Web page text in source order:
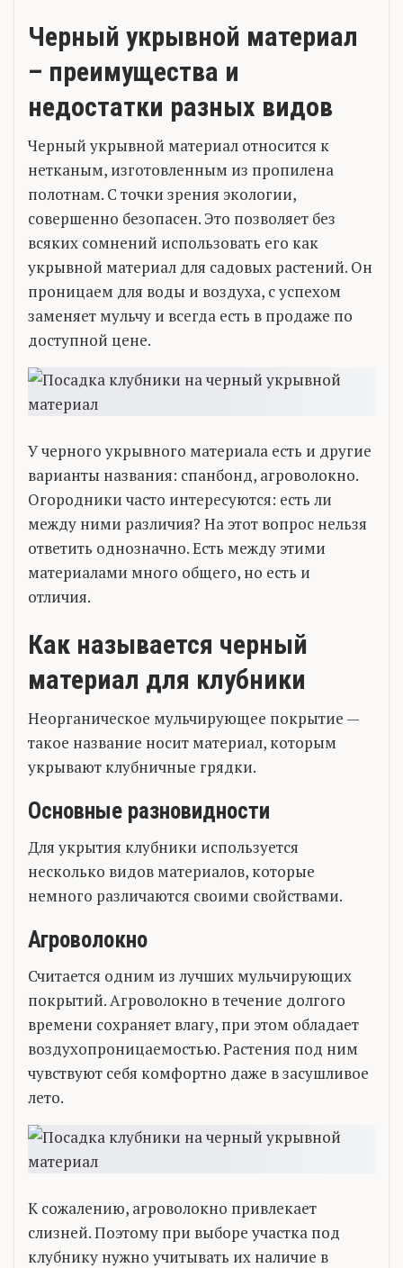
Черный укрывной материал
– преимущества и
недостатки разных видов
Черный укрывной материал относится к
нетканым, изготовленным из пропилена
полотнам. С точки зрения экологии,
совершенно безопасен. Это позволяет без
всяких сомнений использовать его как
укрывной материал для садовых растений. Он
проницаем для воды и воздуха, с успехом
заменяет мульчу и всегда есть в продаже по
доступной цене.
У черного укрывного материала есть и другие
варианты названия: спанбонд, агроволокно.
Огородники часто интересуются: есть ли
между ними различия? На этот вопрос нельзя
ответить однозначно. Есть между этими
материалами много общего, но есть и
отличия.
Как называется черный
материал для клубники
Неорганическое мульчирующее покрытие —
такое название носит материал, которым
укрывают клубничные грядки.
Основные разновидности
Для укрытия клубники используется
несколько видов материалов, которые
немного различаются своими свойствами.
Агроволокно
Считается одним из лучших мульчирующих
покрытий. Агроволокно в течение долгого
времени сохраняет влагу, при этом обладает
воздухопроницаемостью. Растения под ним
чувствуют себя комфортно даже в засушливое
лето.
К сожалению, агроволокно привлекает
слизней. Поэтому при выборе участка под
клубнику нужно учитывать их наличие в